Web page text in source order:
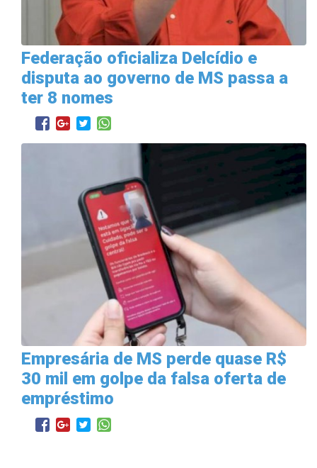
Federação oficializa Delcídio e
disputa ao governo de MS passa a
ter 8 nomes
Empresária de MS perde quase R$
30 mil em golpe da falsa oferta de
empréstimo